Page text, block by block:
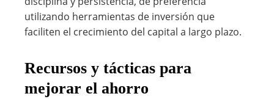
utilizando herramientas de inversión que
faciliten el crecimiento del capital a largo plazo.
Recursos y tácticas para
mejorar el ahorro